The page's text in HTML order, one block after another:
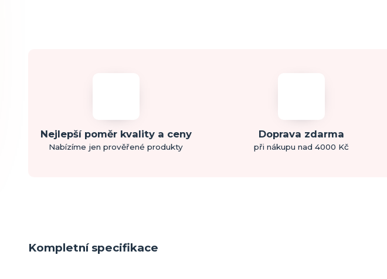
Nejlepší poměr kvality a ceny
Nabízíme jen prověřené produkty
Doprava zdarma
při nákupu nad 4000 Kč
Kompletní specifikace